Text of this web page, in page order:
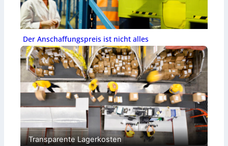
Der Anschaffungspreis ist nicht alles
Transparente Lagerkosten